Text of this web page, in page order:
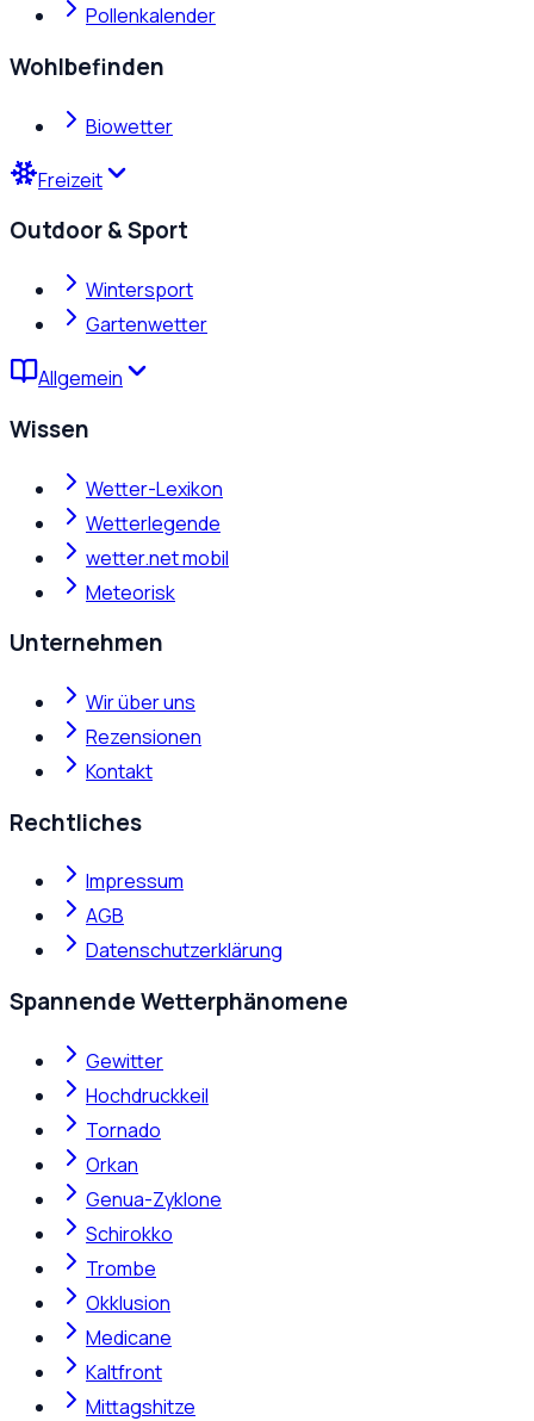
Pollenkalender
Wohlbefinden
Biowetter
Freizeit
Outdoor & Sport
Wintersport
Gartenwetter
Allgemein
Wissen
Wetter-Lexikon
Wetterlegende
wetter.net mobil
Meteorisk
Unternehmen
Wir über uns
Rezensionen
Kontakt
Rechtliches
Impressum
AGB
Datenschutzerklärung
Spannende Wetterphänomene
Gewitter
Hochdruckkeil
Tornado
Orkan
Genua-Zyklone
Schirokko
Trombe
Okklusion
Medicane
Kaltfront
Mittagshitze